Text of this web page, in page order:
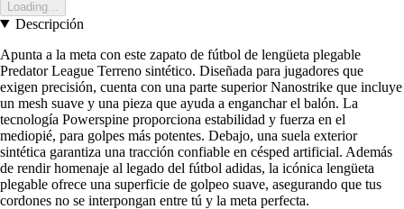
Loading...
Descripción
Apunta a la meta con este zapato de fútbol de lengüeta plegable
Predator League Terreno sintético. Diseñada para jugadores que
exigen precisión, cuenta con una parte superior Nanostrike que incluye
un mesh suave y una pieza que ayuda a enganchar el balón. La
tecnología Powerspine proporciona estabilidad y fuerza en el
mediopié, para golpes más potentes. Debajo, una suela exterior
sintética garantiza una tracción confiable en césped artificial. Además
de rendir homenaje al legado del fútbol adidas, la icónica lengüeta
plegable ofrece una superficie de golpeo suave, asegurando que tus
cordones no se interpongan entre tú y la meta perfecta.